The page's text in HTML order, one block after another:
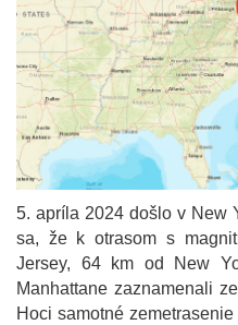
5. apríla 2024 došlo v New
sa, že k otrasom s
Jersey, 64 km od New
Manhattane zaznamenali
Hoci samotné